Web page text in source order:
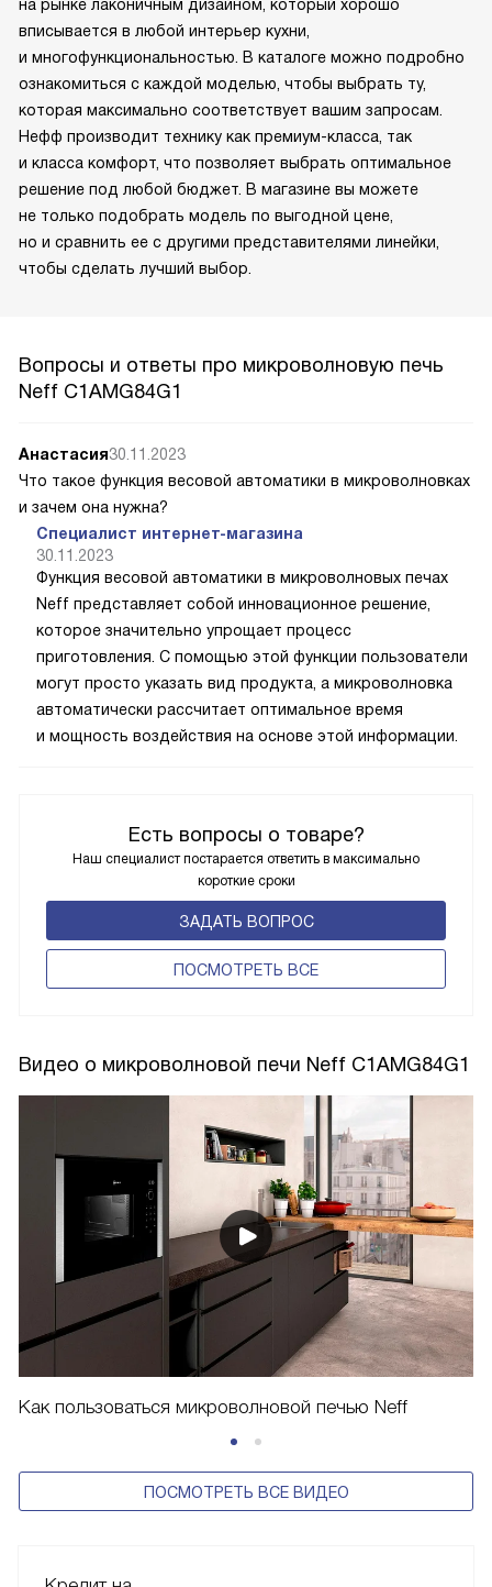
на рынке лаконичным дизайном, который хорошо
вписывается в любой интерьер кухни,
и многофункциональностью. В каталоге можно подробно
ознакомиться с каждой моделью, чтобы выбрать ту,
которая максимально соответствует вашим запросам.
Нефф производит технику как премиум-класса, так
и класса комфорт, что позволяет выбрать оптимальное
решение под любой бюджет. В магазине вы можете
не только подобрать модель по выгодной цене,
но и сравнить ее с другими представителями линейки,
чтобы сделать лучший выбор.
Вопросы и ответы про микроволновую печь
Neff C1AMG84G1
Есть вопросы о товаре?
Наш специалист постарается ответить в максимально
короткие сроки
ЗАДАТЬ ВОПРОС
ПОCМОТРЕТЬ ВСЕ
Анастасия30.11.2023
Что такое функция весовой автоматики в микроволновках
и зачем она нужна?
Специалист интернет-магазина
30.11.2023
Функция весовой автоматики в микроволновых печах
Neff представляет собой инновационное решение,
которое значительно упрощает процесс
приготовления. С помощью этой функции пользователи
могут просто указать вид продукта, а микроволновка
автоматически рассчитает оптимальное время
и мощность воздействия на основе этой информации.
Видео о микроволновой печи Neff C1AMG84G1
Как пользоваться микроволновой печью Neff
ПОСМОТРЕТЬ ВСЕ ВИДЕО